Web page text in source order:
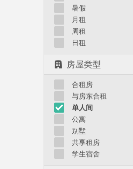
暑假
月租
周租
日租
房屋类型
合租房
与房东合租
单人间
公寓
别墅
共享租房
学生宿舍